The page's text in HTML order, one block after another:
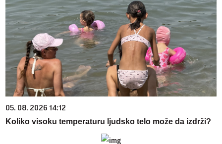
05. 08. 2026 14:12
Koliko visoku temperaturu ljudsko telo može da izdrži?